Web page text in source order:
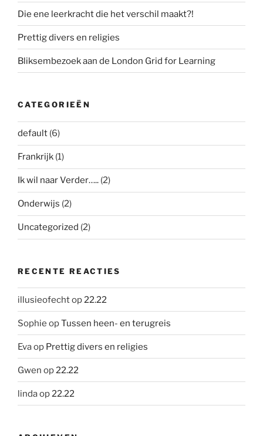
Die ene leerkracht die het verschil maakt?!
Prettig divers en religies
Bliksembezoek aan de London Grid for Learning
CATEGORIEËN
default (6)
Frankrijk (1)
Ik wil naar Verder….. (2)
Onderwijs (2)
Uncategorized (2)
RECENTE REACTIES
illusieofechtop22.22
Sophie opTussen heen- en terugreis
Evaop Prettig divers en religies
Gwen op22.22
lindaop22.22